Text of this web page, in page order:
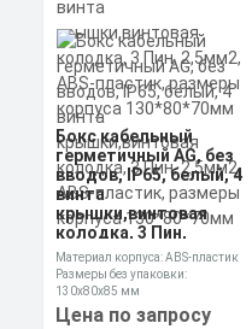
Бокс кабельный
герметичный AG, без
вводов, IP65, белый, 4
винта
крышки,винтовая
колодка, 3 Пин,
2,5мм2, ABS-пластик,
размеры корпуса
130*80*70мм
Материал корпуса: ABS-пластик
Размеры без упаковки:
130х80х85 мм
Степень пылевлагозащиты: IP65
Цена по запросу